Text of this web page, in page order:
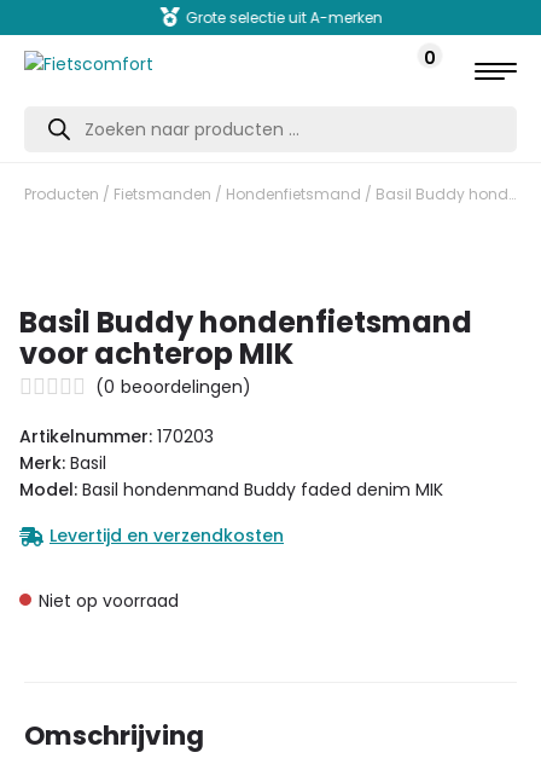
Grote selectie uit A-merken
0
Producten
zoeken
Producten / Fietsmanden / Hondenfietsmand / Basil Buddy hondenfietsmand voor achterop MIK
Basil Buddy hondenfietsmand
voor achterop MIK
(0 beoordelingen)
Artikelnummer: 170203
Merk: Basil
Model: Basil hondenmand Buddy faded denim MIK
Levertijd en verzendkosten
Niet op voorraad
Omschrijving